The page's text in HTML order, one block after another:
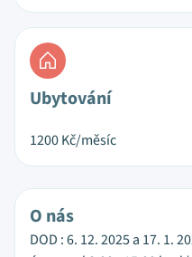
Ubytování
1200Kč/měsíc
O nás
DOD : 6. 12. 2025 a 17. 1.